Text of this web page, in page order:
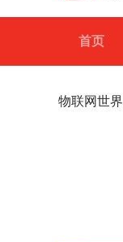
首页
物联网世界